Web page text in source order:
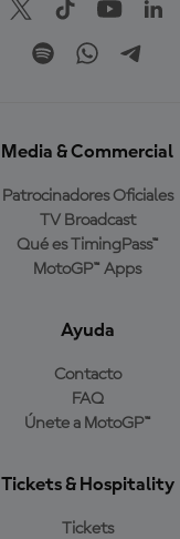
Media & Commercial
Patrocinadores Oficiales
TV Broadcast
Qué es TimingPass™
MotoGP™ Apps
Ayuda
Contacto
FAQ
Únete a MotoGP™
Tickets & Hospitality
Tickets